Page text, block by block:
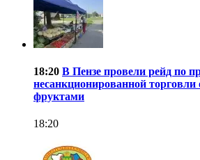
18:20 В Пензе провели рейд по
несанкционированной
фруктами
18:20